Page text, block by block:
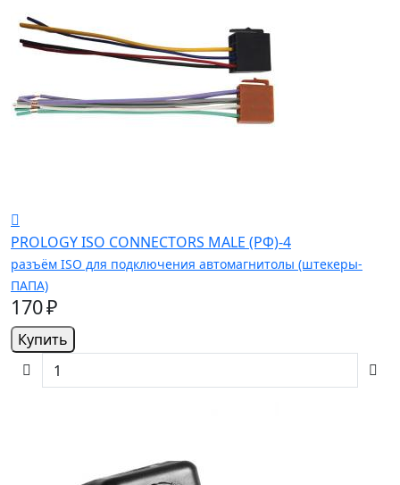
PROLOGY ISO CONNECTORS MALE (РФ)-4
разъём ISO для подключения автомагнитолы (штекеры-
ПАПА)
170 ₽
Купить